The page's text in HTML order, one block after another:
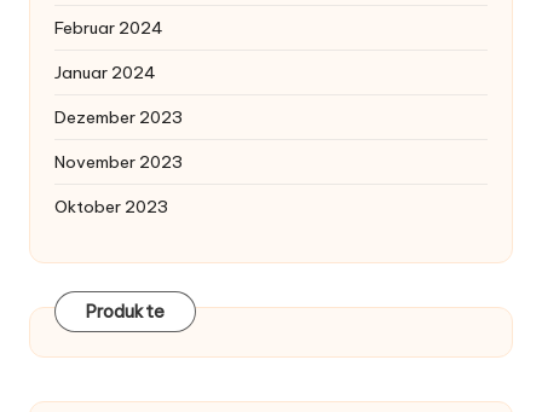
Februar 2024
Januar 2024
Dezember 2023
November 2023
Oktober 2023
Produkte